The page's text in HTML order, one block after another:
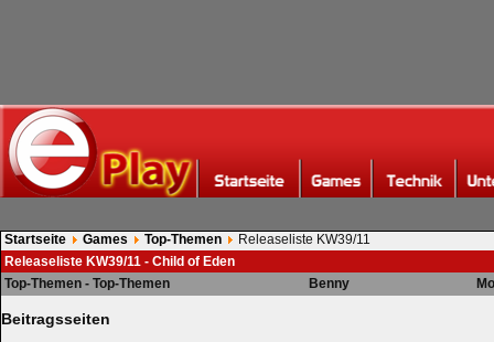
Startseite Games Top-Themen
Releaseliste KW39/11
Releaseliste KW39/11 - Child of Eden
Top-Themen - Top-Themen
Benny
Beitragsseiten